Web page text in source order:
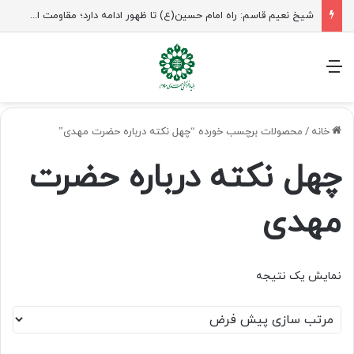
شیخ نعیم قاسم: راه امام حسین(ع) تا ظهور ادامه دارد؛ مقاومت از کربلا الهام می‌گیرد
منو
خانه / محصولات برچسب خورده “چهل نکته درباره حضرت مهدی”
چهل نکته درباره حضرت
مهدی
نمایش یک نتیجه